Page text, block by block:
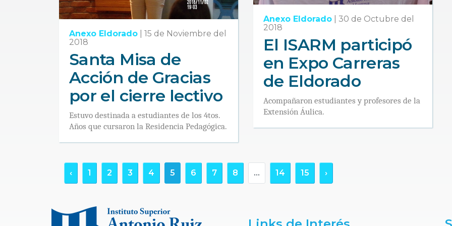
Anexo Eldorado
15 de Noviembre del
2018
Santa Misa de
Acción de Gracias
por el cierre lectivo
Estuvo destinada a estudiantes de los 4tos.
Años que cursaron la Residencia Pedagógica.
Anexo Eldorado
30 de Octubre del
2018
El ISARM participó
en Expo Carreras
de Eldorado
Acompañaron estudiantes y profesores de la
Extensión Áulica.
‹ 1 2 3 4 5 6 7 8 ... 14 15 ›